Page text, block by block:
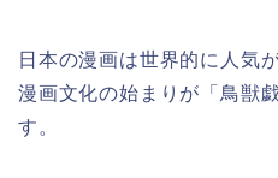
日本の漫画は世界的に人気
漫画文化の始まりが「鳥獣
す。